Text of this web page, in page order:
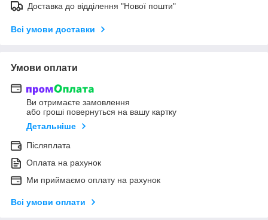
Доставка до відділення "Нової пошти"
Всі умови доставки
Умови оплати
Ви отримаєте замовлення
або гроші повернуться на вашу картку
Детальніше
Післяплата
Оплата на рахунок
Ми приймаємо оплату на рахунок
Всі умови оплати